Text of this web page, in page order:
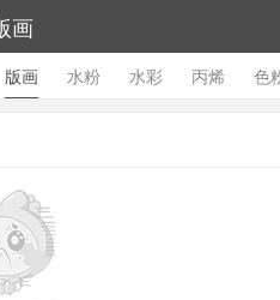
画
版画 水粉 水彩 丙烯 色